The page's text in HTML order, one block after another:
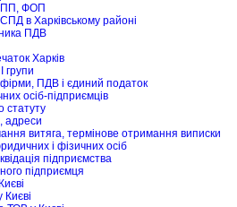
ПП, ФОП
в Харківському районі
ПДВ
Харків
групи
ПДВ і єдиний податок
осіб-підприємців
статуту
адреси
витяга, термінове отримання виписки
і фізичних осіб
підприємства
підприємця
Києві